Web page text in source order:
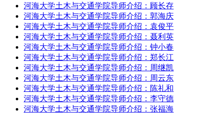
河海大学土木与交通学院导师介绍：顾长存
河海大学土木与交通学院导师介绍：郭海庆
河海大学土木与交通学院导师介绍：袁俊平
河海大学土木与交通学院导师介绍：聂利英
河海大学土木与交通学院导师介绍：钟小春
河海大学土木与交通学院导师介绍：郑长江
河海大学土木与交通学院导师介绍：周继凯
河海大学土木与交通学院导师介绍：周云东
河海大学土木与交通学院导师介绍：陈礼和
河海大学土木与交通学院导师介绍：李守德
河海大学土木与交通学院导师介绍：张福海